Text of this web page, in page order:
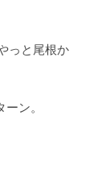
っと尾根か
ン。